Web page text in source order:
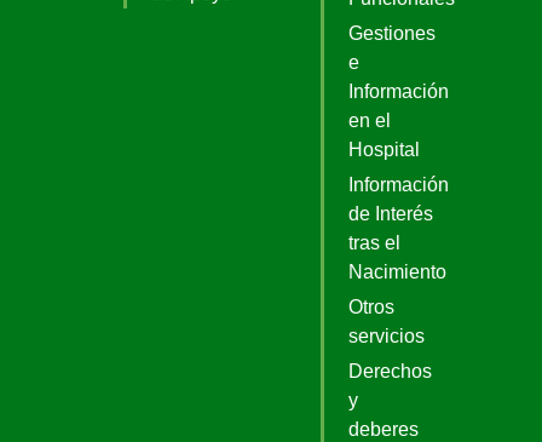
Gestiones
e
Información
en el
Hospital
Información
de Interés
tras el
Nacimiento
Otros
servicios
Derechos
y
deberes